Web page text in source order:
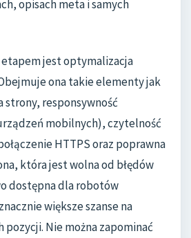
opisach meta i samych
jest optymalizacja
ona takie elementy jak
strony, responsywność
mobilnych), czytelność
HTTPS oraz poprawna
która jest wolna od błędów
dostępna dla robotów
większe szanse na
pozycji. Nie można zapominać